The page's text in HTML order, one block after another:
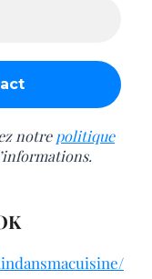
notrepolitique